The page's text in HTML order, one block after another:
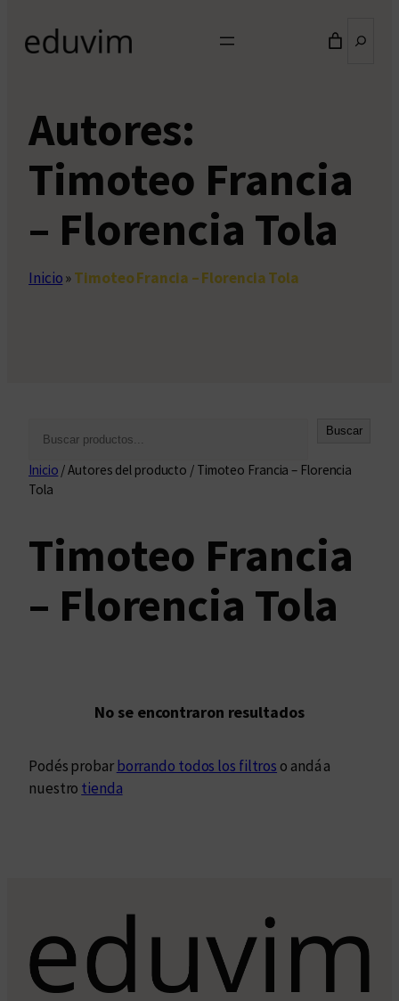
Autores:
Timoteo Francia
– Florencia Tola
Inicio»Timoteo Francia – Florencia Tola
s
c
r
Buscar
Inicio / Autores del producto / Timoteo Francia – Florencia
Tola
Timoteo Francia
– Florencia Tola
No se encontraron resultados
Podés probarborrando todos los filtros o andá a
nuestro tienda